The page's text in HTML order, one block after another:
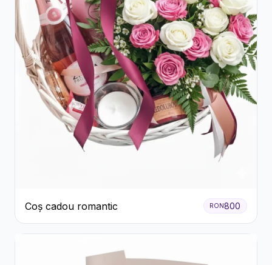
Coș cadou romantic RON800